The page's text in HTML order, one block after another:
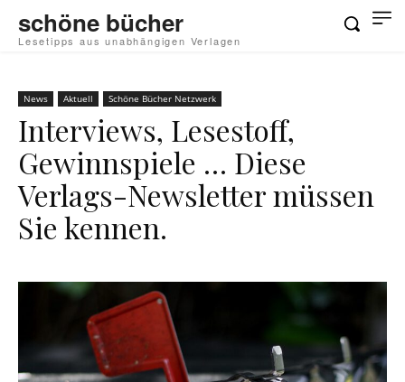
schöne bücher
Lesetipps aus unabhängigen Verlagen
News Aktuell Schöne Bücher Netzwerk
Interviews, Lesestoff,
Gewinnspiele … Diese
Verlags-Newsletter müssen
Sie kennen.